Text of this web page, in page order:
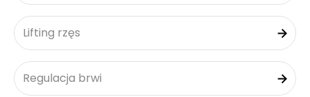
Lifting rzęs
Regulacja brwi